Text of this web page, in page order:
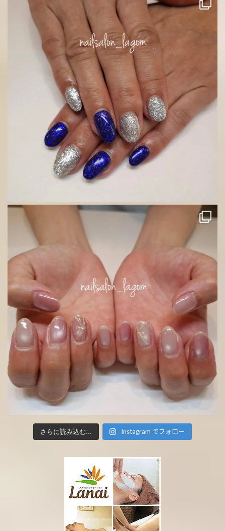
さらに読み込む... Instagram でフォロー